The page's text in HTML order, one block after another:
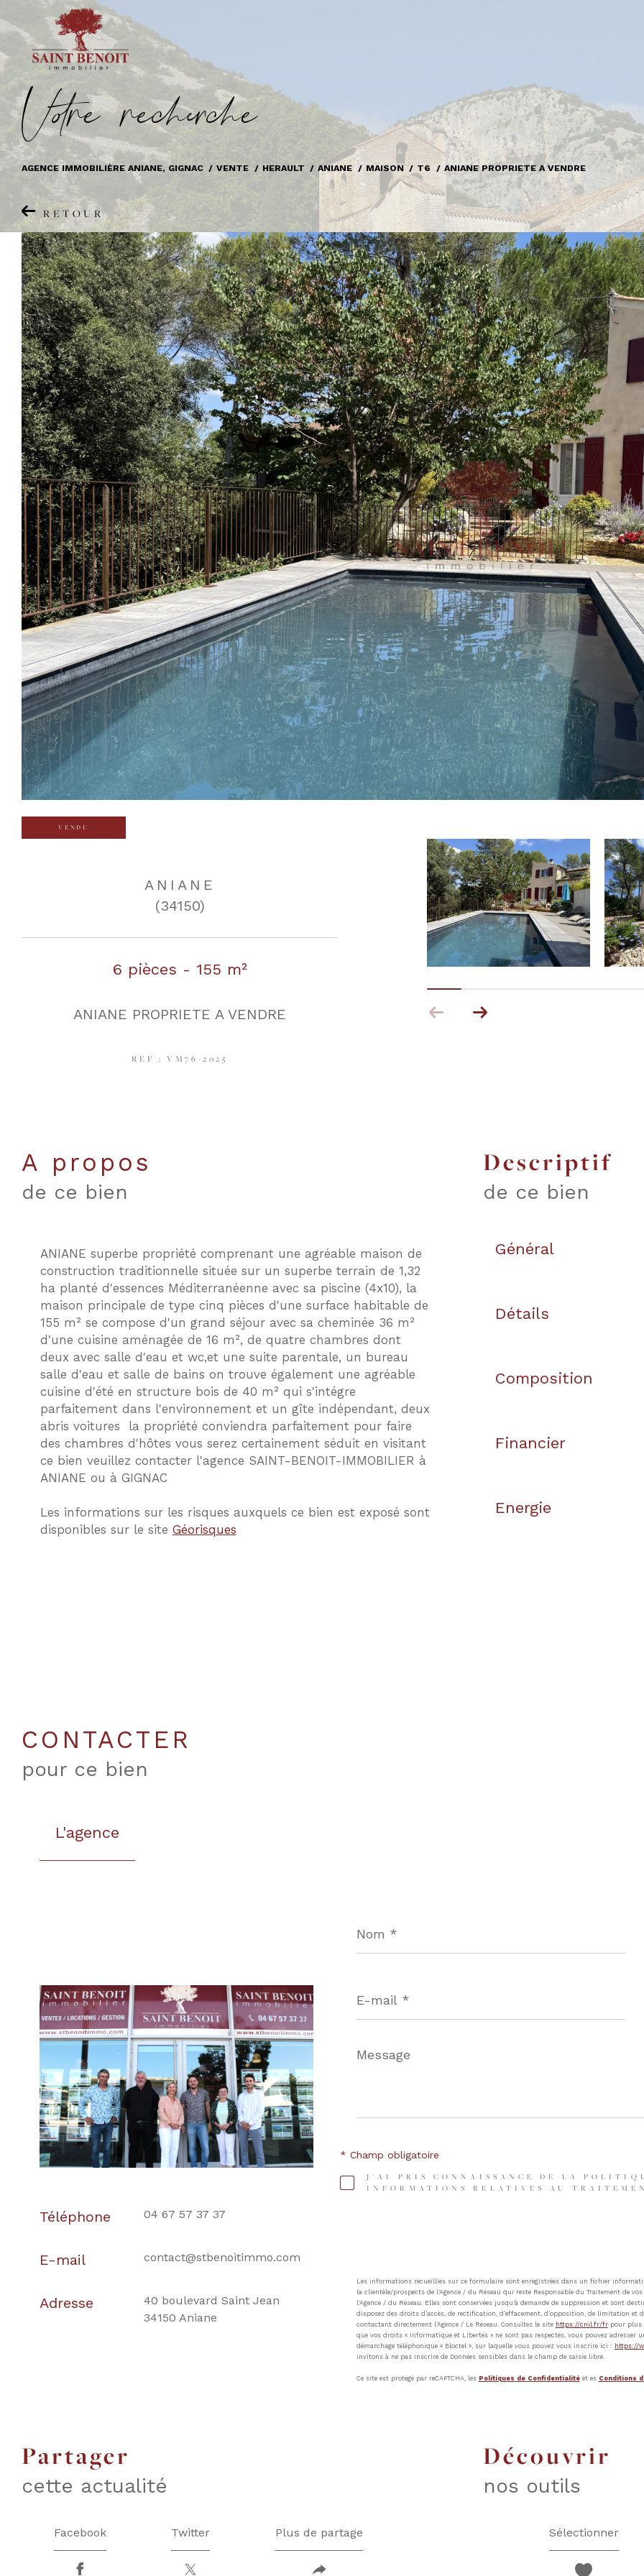
Vore recece
AGENCE IMMOBILIÈRE ANIANE, GIGNAC VENTE HERAULT ANIANE MAISON T6 ANIANE PROPRIETE A VENDRE
RETOUR
VENDU
ANIANE
(34150)
6 pièces - 155 m²
ANIANE PROPRIETE A VENDRE
REF : VM76-2025
a propos
de ce bien
ANIANE superbe propriété comprenant une agréable maison de
construction traditionnelle située sur un superbe terrain de 1,32
ha planté d'essences Méditerranéenne avec sa piscine (4x10), la
maison principale de type cinq pièces d'une surface habitable de
155 m² se compose d'un grand séjour avec sa cheminée 36 m²
d'une cuisine aménagée de 16 m², de quatre chambres dont
deux avec salle d'eau et wc,et une suite parentale, un bureau
salle d'eau et salle de bains on trouve également une agréable
cuisine d'été en structure bois de 40 m² qui s'intégre
parfaitement dans l'environnement et un gîte indépendant, deux
abris voitures la propriété conviendra parfaitement pour faire
des chambres d'hôtes vous serez certainement séduit en visitant
ce bien veuillez contacter l'agence SAINT-BENOIT-IMMOBILIER à
ANIANE ou à GIGNAC
Les informations sur les risques auxquels ce bien est exposé sont
disponibles sur le site Géorisques
descriptif
de ce bien
Général
Détails
Composition
Financier
Energie
CONTACTER
pour ce bien
L'agence
Téléphone 04 67 57 37 37
E-mail contact@stbenoitimmo.com
Adresse
40 boulevard Saint Jean
34150 Aniane
*
mail
*
Message
*
J'AI PRIS CONNAISSANCE DE LA
INFORMATIONS RELATIVES AU
* Champ obligatoire
Les informations recueillies sur ce formulaire sont enregistrées dans un fichier
la clientèle/prospects de l'Agence / du Réseau qui reste Responsable du Traitement de
l'Agence / du Réseau. Elles sont conservées jusqu'à demande de suppression et sont
disposez des droits d’accès, de rectification, d’effacement, d’opposition, de limitation
contactant directement l’Agence / Le Réseau. Consultez le site https://cnil.fr/frpour plus
que vos droits « Informatique et Libertés » ne sont pas respectés, vous pouvez
démarchage téléphonique « Bloctel », sur laquelle vous pouvez vous inscrire ici : https://
invitons à ne pas inscrire de Données sensibles dans le champ de saisie libre.
Ce site est protégé par reCAPTCHA, les Politiques de Confidentialitéet es Conditions
partager
cette actualité
Facebook Twitter Plus de partage
découvrir
nos outils
Sélectionner